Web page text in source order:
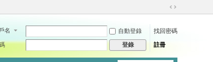
切
到
名 自動登錄
找回密碼
登錄 註冊